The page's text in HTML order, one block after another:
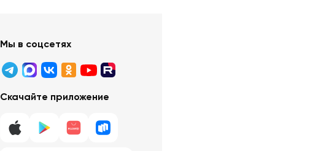
Мы в соцсетях
Скачайте приложение